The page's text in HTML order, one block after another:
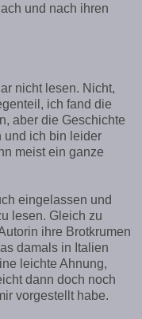
und nach ihren
nicht lesen. Nicht,
ich fand die
aber die Geschichte
und ich bin leider
meist ein ganze
eingelassen und
lesen. Gleich zu
ihre Brotkrumen
damals in Italien
leichte Ahnung,
dann doch noch
vorgestellt habe.